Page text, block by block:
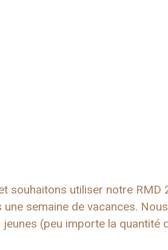
souhaitons utiliser notre RMD
semaine de vacances.
(peu importe la quantité